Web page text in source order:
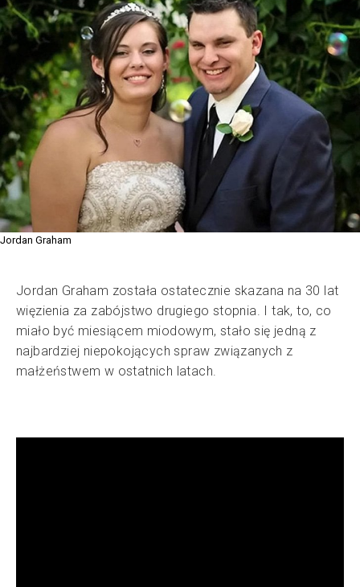
Jordan Graham
Jordan Graham została ostatecznie skazana na 30 lat
więzienia za zabójstwo drugiego stopnia. I tak, to, co
miało być miesiącem miodowym, stało się jedną z
najbardziej niepokojących spraw związanych z
małżeństwem w ostatnich latach.